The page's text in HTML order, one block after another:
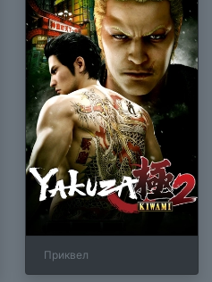
Приквел